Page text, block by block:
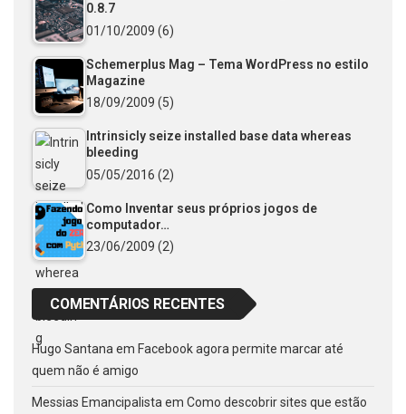
0.8.7
01/10/2009 (6)
Schemerplus Mag – Tema WordPress no estilo
Magazine
18/09/2009 (5)
Intrinsicly seize installed base data whereas
bleeding
05/05/2016 (2)
Como Inventar seus próprios jogos de
computador…
23/06/2009 (2)
COMENTÁRIOS RECENTES
Hugo Santana em Facebook agora permite marcar até
quem não é amigo
Messias Emancipalista em Como descobrir sites que estão